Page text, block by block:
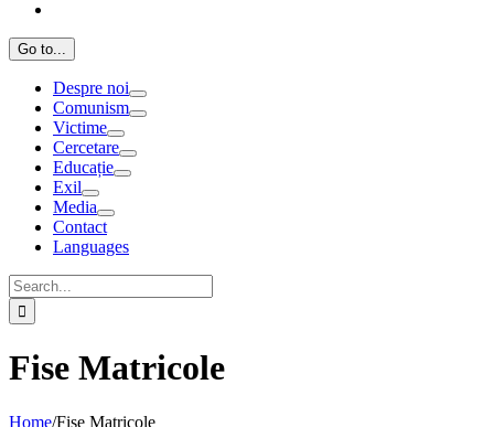
Go to...
Despre noi
Comunism
Victime
Cercetare
Educație
Exil
Media
Contact
Languages
Search
for:
Fise Matricole
Home/Fise Matricole